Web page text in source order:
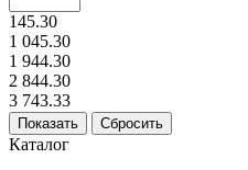
145.30
1 045.30
1 944.30
2 844.30
3 743.33
Каталог